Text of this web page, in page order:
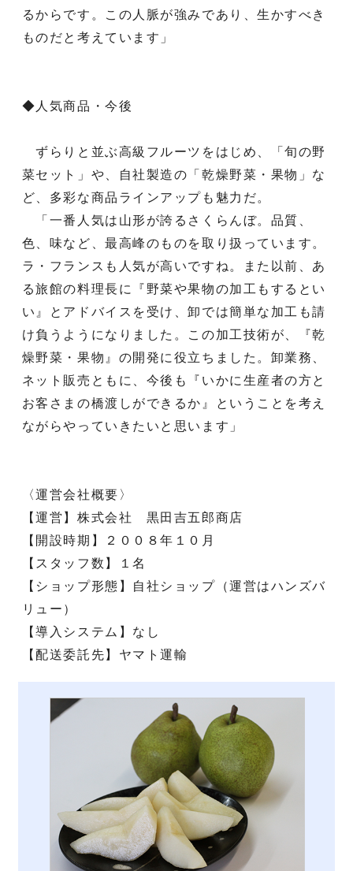
るからです。この人脈が強みであり、生かすべき
ものだと考えています」
◆人気商品・今後
ずらりと並ぶ高級フルーツをはじめ、「旬の野
菜セット」や、自社製造の「乾燥野菜・果物」な
ど、多彩な商品ラインアップも魅力だ。
「一番人気は山形が誇るさくらんぼ。品質、
色、味など、最高峰のものを取り扱っています。
ラ・フランスも人気が高いですね。また以前、あ
る旅館の料理長に『野菜や果物の加工もするとい
い』とアドバイスを受け、卸では簡単な加工も請
け負うようになりました。この加工技術が、『乾
燥野菜・果物』の開発に役立ちました。卸業務、
ネット販売ともに、今後も『いかに生産者の方と
お客さまの橋渡しができるか』ということを考え
ながらやっていきたいと思います」
〈運営会社概要〉
【運営】株式会社 黒田吉五郎商店
【開設時期】２００８年１０月
【スタッフ数】１名
【ショップ形態】自社ショップ（運営はハンズバ
リュー）
【導入システム】なし
【配送委託先】ヤマト運輸